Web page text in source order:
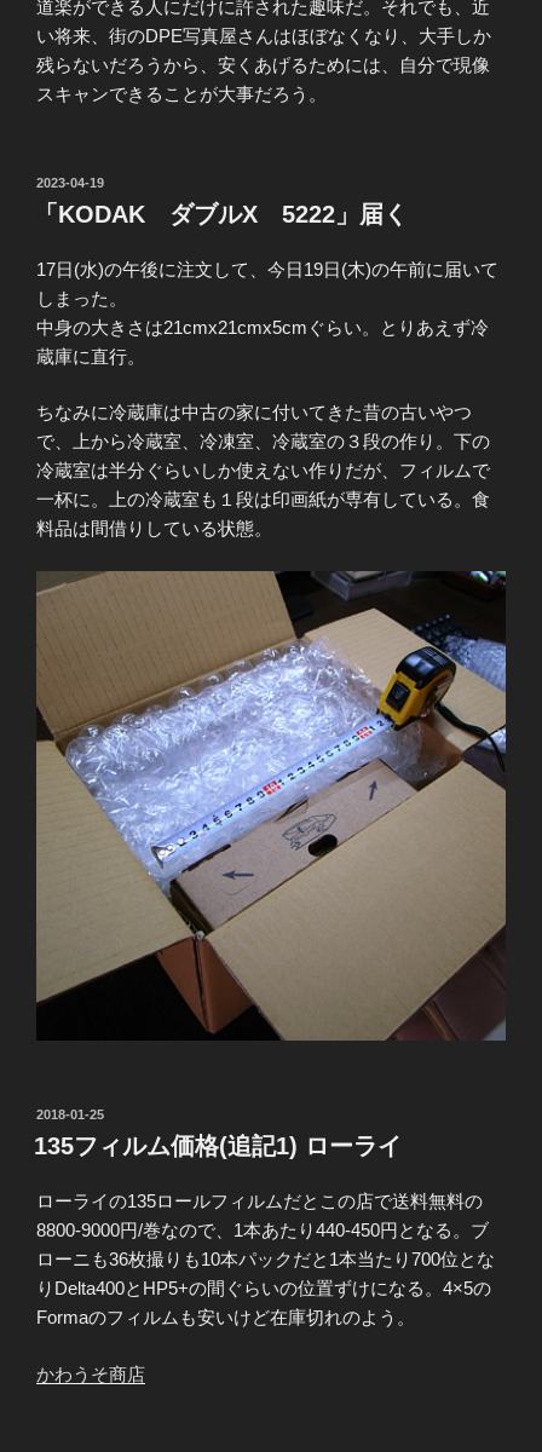
道楽ができる人にだけに許された趣味だ。それでも、近
い将来、街のDPE写真屋さんはほぼなくなり、大手しか
残らないだろうから、安くあげるためには、自分で現像
スキャンできることが大事だろう。
投
2023-04-19
「KODAK ダブルX 5222」届く
17日(水)の午後に注文して、今日19日(木)の午前に届いて
しまった。
中身の大きさは21cmx21cmx5cmぐらい。とりあえず冷
蔵庫に直行。
ちなみに冷蔵庫は中古の家に付いてきた昔の古いやつ
で、上から冷蔵室、冷凍室、冷蔵室の３段の作り。下の
冷蔵室は半分ぐらいしか使えない作りだが、フィルムで
一杯に。上の冷蔵室も１段は印画紙が専有している。食
料品は間借りしている状態。
投
稿
日:
2018-01-25
135フィルム価格(追記1) ローライ
ローライの135ロールフィルムだとこの店で送料無料の
8800-9000円/巻なので、1本あたり440-450円となる。ブ
ローニも36枚撮りも10本パックだと1本当たり700位とな
りDelta400とHP5+の間ぐらいの位置ずけになる。4×5の
Formaのフィルムも安いけど在庫切れのよう。
かわうそ商店